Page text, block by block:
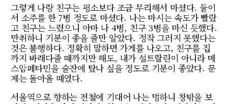
그렇게 나랑 친구는 평소보다 조금 무리해서 마셨다. 둘이
서 소주를 한 7병 정도로 마셨다. 나는 마시는 속도가 빨랐
고 친구는 느렸으니 아마 나 4병, 친구 3병을 마신 듯했다.
만취하니 기분이 좋을 줄만 알았다. 정작 그러지 못했다는
것은 불행하다. 정확히 말하면 가게를 나오고, 친구를 집
까지 바래다줄 때까지만 해도, 내가 설트랄린이 아니라 메
스암페타민을 술잔에 탔나 싶을 정도로 기분이 좋았다. 문
제는 돌아올 때였다.
서울역으로 향하는 전철에 기대어 나는 멍하니 창밖을 보